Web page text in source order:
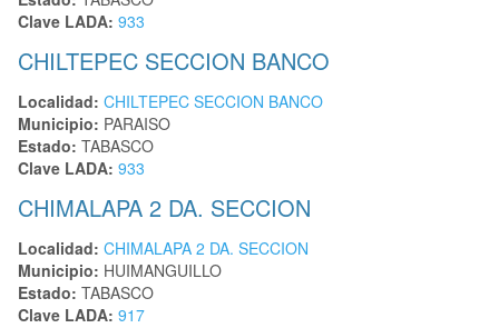
Clave LADA: 933
CHILTEPEC SECCION BANCO
Localidad: CHILTEPEC SECCION BANCO
Municipio: PARAISO
Estado: TABASCO
Clave LADA: 933
CHIMALAPA 2 DA. SECCION
Localidad: CHIMALAPA 2 DA. SECCION
Municipio: HUIMANGUILLO
Estado: TABASCO
Clave LADA: 917